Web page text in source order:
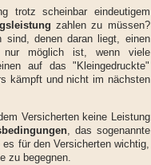
trotz scheinbar eindeutigem
zahlen zu müssen?
sind, denen daran liegt, einen
nur möglich ist, wenn viele
auf das "Kleingedruckte"
kämpft und nicht im nächsten
Versicherten keine Leistung
, das sogenannte
für den Versicherten wichtig,
zu begegnen.